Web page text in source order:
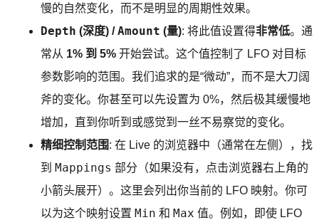
慢的自然变化，而不是明显的周期性效果。
Depth (深度) /Amount (量): 将此值设置得非常低。通
常从 1% 到 5%开始尝试。这个值控制了 LFO 对目标
参数影响的范围。我们追求的是“微动”，而不是大刀阔
斧的变化。你甚至可以先设置为 0%，然后极其缓慢地
增加，直到你听到或感觉到一丝不易察觉的变化。
精细控制范围: 在 Live 的浏览器中（通常在左侧），找
到 Mappings 部分（如果没有，点击浏览器右上角的
小箭头展开）。这里会列出你当前的 LFO 映射。你可
以为这个映射设置 Min 和 Max 值。例如，即使 LFO